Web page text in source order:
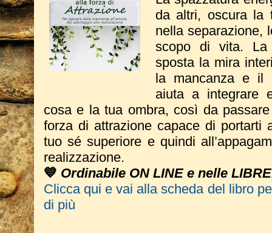
da altri, oscura la
nella separazione,
scopo di vita. La
sposta la mira
la mancanza e il
aiuta a integrare
cosa e la tua ombra, così da
forza di attrazione capace di portarti
tuo sé superiore e quindi
realizzazione.
💙 Ordinabile ON LINE e nelle
Clicca qui e vai alla scheda del libro
di più